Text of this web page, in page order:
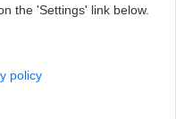
the 'Settings' link below.
policy